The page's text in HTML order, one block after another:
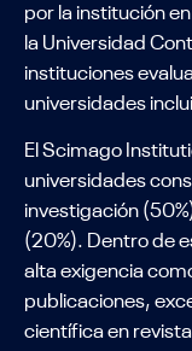
por la institución
la Universidad
instituciones
universidades
El Scimago
universidades
investigación
(20%). Dentro de
alta exigencia
publicaciones,
científica en